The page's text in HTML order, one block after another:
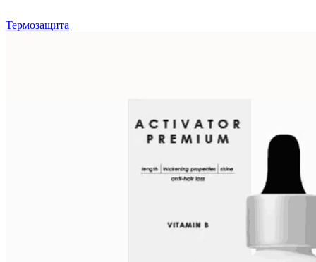
Термозащита